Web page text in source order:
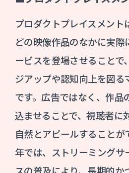
プロダクトプレイスメント
どの映像作品のなかに実
ービスを登場させることで
ジアップや認知向上を図る
です。広告ではなく、作品
込ませることで、視聴者に
自然とアピールすることが
年では、ストリーミングサ